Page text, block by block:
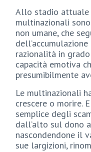
Allo stadio attuale
multinazionali
non umane, che
razionalità in
capacità emotiva
presumibilmente
Le multinazionali
crescere o morire.
semplice degli
dall’alto sul dono
nascondendone il
sue largizioni,